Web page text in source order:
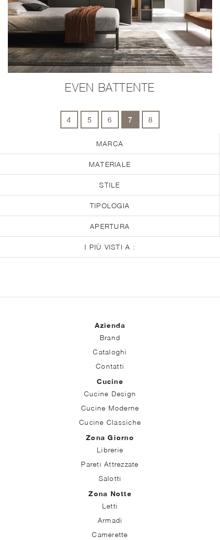
MARCA
MATERIALE
STILE
TIPOLOGIA
APERTURA
I PIÙ VISTI A :
EVEN BATTENTE
4 5 6 7 8
Azienda
Brand
Cataloghi
Contatti
Cucine
Cucine Design
Cucine Moderne
Cucine Classiche
Zona Giorno
Librerie
Pareti Attrezzate
Salotti
Zona Notte
Letti
Armadi
Camerette